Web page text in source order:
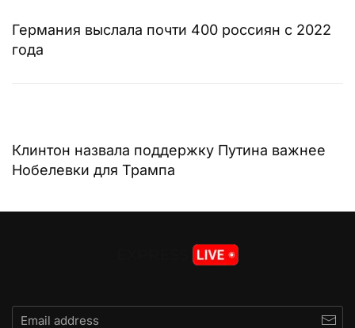
Германия выслала почти 400 россиян с 2022
года
Клинтон назвала поддержку Путина важнее
Нобелевки для Трампа